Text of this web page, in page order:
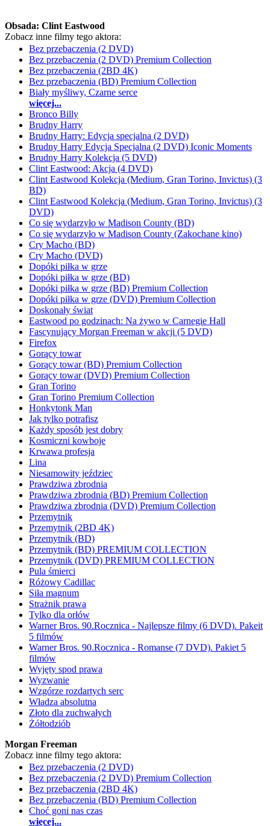
Obsada: Clint Eastwood
Zobacz inne filmy tego aktora:
Bez przebaczenia (2 DVD)
Bez przebaczenia (2 DVD) Premium Collection
Bez przebaczenia (2BD 4K)
Bez przebaczenia (BD) Premium Collection
Biały myśliwy, Czarne serce
więcej...
Bronco Billy
Brudny Harry
Brudny Harry: Edycja specjalna (2 DVD)
Brudny Harry Edycja Specjalna (2 DVD) Iconic Moments
Brudny Harry Kolekcja (5 DVD)
Clint Eastwood: Akcja (4 DVD)
Clint Eastwood Kolekcja (Medium, Gran Torino, Invictus) (3
BD)
Clint Eastwood Kolekcja (Medium, Gran Torino, Invictus) (3
DVD)
Co się wydarzyło w Madison County (BD)
Co się wydarzyło w Madison County (Zakochane kino)
Cry Macho (BD)
Cry Macho (DVD)
Dopóki piłka w grze
Dopóki piłka w grze (BD)
Dopóki piłka w grze (BD) Premium Collection
Dopóki piłka w grze (DVD) Premium Collection
Doskonały świat
Eastwood po godzinach: Na żywo w Carnegie Hall
Fascynujący Morgan Freeman w akcji (5 DVD)
Firefox
Gorący towar
Gorący towar (BD) Premium Collection
Gorący towar (DVD) Premium Collection
Gran Torino
Gran Torino Premium Collection
Honkytonk Man
Jak tylko potrafisz
Każdy sposób jest dobry
Kosmiczni kowboje
Krwawa profesja
Lina
Niesamowity jeździec
Prawdziwa zbrodnia
Prawdziwa zbrodnia (BD) Premium Collection
Prawdziwa zbrodnia (DVD) Premium Collection
Przemytnik
Przemytnik (2BD 4K)
Przemytnik (BD)
Przemytnik (BD) PREMIUM COLLECTION
Przemytnik (DVD) PREMIUM COLLECTION
Pula śmierci
Różowy Cadillac
Siła magnum
Strażnik prawa
Tylko dla orłów
Warner Bros. 90.Rocznica - Najlepsze filmy (6 DVD). Pakeit
5 filmów
Warner Bros. 90.Rocznica - Romanse (7 DVD). Pakiet 5
filmów
Wyjęty spod prawa
Wyzwanie
Wzgórze rozdartych serc
Władza absolutna
Złoto dla zuchwałych
Żółtodziób
Morgan Freeman
Zobacz inne filmy tego aktora:
Bez przebaczenia (2 DVD)
Bez przebaczenia (2 DVD) Premium Collection
Bez przebaczenia (2BD 4K)
Bez przebaczenia (BD) Premium Collection
Choć goni nas czas
więcej...